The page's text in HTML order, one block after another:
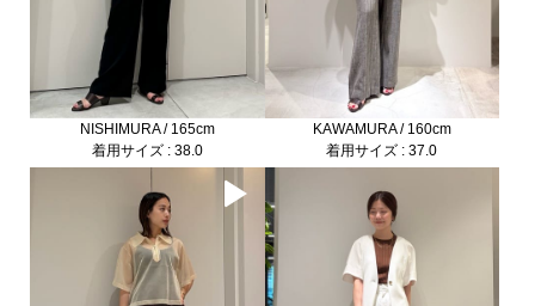
NISHIMURA / 165cm
着用サイズ : 38.0
KAWAMURA / 160cm
着用サイズ : 37.0